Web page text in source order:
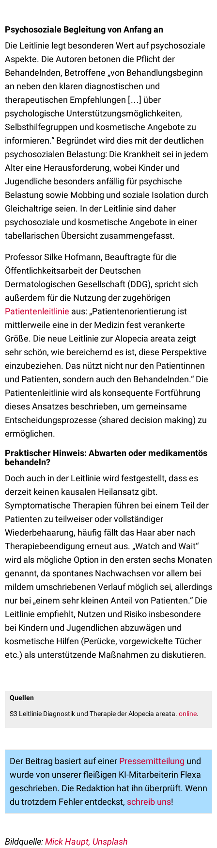
Psychosoziale Begleitung von Anfang an
Die Leitlinie legt besonderen Wert auf psychosoziale
Aspekte. Die Autoren betonen die Pflicht der
Behandelnden, Betroffene „von Behandlungsbeginn
an neben den klaren diagnostischen und
therapeutischen Empfehlungen […] über
psychologische Unterstützungsmöglichkeiten,
Selbsthilfegruppen und kosmetische Angebote zu
informieren.“ Begründet wird dies mit der deutlichen
psychosozialen Belastung: Die Krankheit sei in jedem
Alter eine Herausforderung, wobei Kinder und
Jugendliche besonders anfällig für psychische
Belastung sowie Mobbing und soziale Isolation durch
Gleichaltrige seien. In der Leitlinie sind daher
psychosoziale und kosmetische Angebote in einer
tabellarischen Übersicht zusammengefasst.
Professor Silke Hofmann, Beauftragte für die
Öffentlichkeitsarbeit der Deutschen
Dermatologischen Gesellschaft (DDG), spricht sich
außerdem für die Nutzung der zugehörigen
Patientenleitlinie aus: „Patientenorientierung ist
mittlerweile eine in der Medizin fest verankerte
Größe. Die neue Leitlinie zur Alopecia areata zeigt
sehr schön, wie bereichernd es ist, diese Perspektive
einzubeziehen. Das nützt nicht nur den Patientinnen
und Patienten, sondern auch den Behandelnden.“ Die
Patientenleitlinie wird als konsequente Fortführung
dieses Ansatzes beschrieben, um gemeinsame
Entscheidungsprozesse (shared decision making) zu
ermöglichen.
Praktischer Hinweis: Abwarten oder medikamentös
behandeln?
Doch auch in der Leitlinie wird festgestellt, dass es
derzeit keinen kausalen Heilansatz gibt.
Symptomatische Therapien führen bei einem Teil der
Patienten zu teilweiser oder vollständiger
Wiederbehaarung, häufig fällt das Haar aber nach
Therapiebeendigung erneut aus. „Watch and Wait“
wird als mögliche Option in den ersten sechs Monaten
genannt, da spontanes Nachwachsen vor allem bei
mildem umschriebenen Verlauf möglich sei, allerdings
nur bei „einem sehr kleinen Anteil von Patienten.“ Die
Leitlinie empfiehlt, Nutzen und Risiko insbesondere
bei Kindern und Jugendlichen abzuwägen und
kosmetische Hilfen (Perücke, vorgewickelte Tücher
etc.) als unterstützende Maßnahmen zu diskutieren.
Quellen
S3 Leitlinie Diagnostik und Therapie der Alopecia areata. online.
Der Beitrag basiert auf einer Pressemitteilung und
wurde von unserer fleißigen KI-Mitarbeiterin Flexa
geschrieben. Die Redaktion hat ihn überprüft. Wenn
du trotzdem Fehler entdeckst, schreib uns!
Bildquelle:Mick Haupt, Unsplash